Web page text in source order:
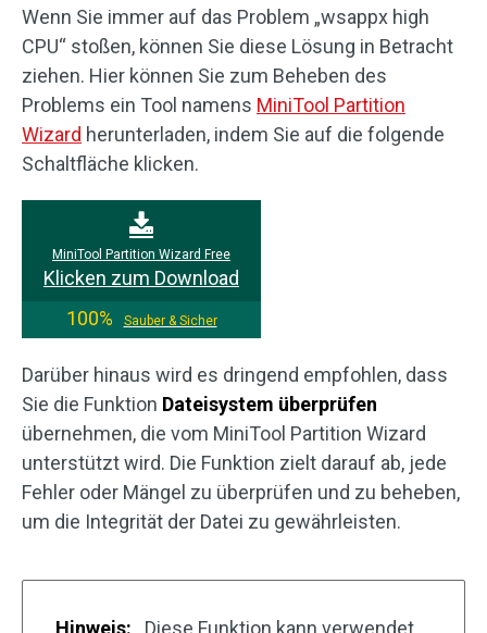
Wenn Sie immer auf das Problem „wsappx high
CPU“ stoßen, können Sie diese Lösung in Betracht
ziehen. Hier können Sie zum Beheben des
Problems ein Tool namens MiniTool Partition
Wizard herunterladen, indem Sie auf die folgende
Schaltfläche klicken.
MiniTool Partition Wizard Free
Klicken zum Download
100%
Sauber & Sicher
Darüber hinaus wird es dringend empfohlen, dass
Sie die Funktion Dateisystem überprüfen
übernehmen, die vom MiniTool Partition Wizard
unterstützt wird. Die Funktion zielt darauf ab, jede
Fehler oder Mängel zu überprüfen und zu beheben,
um die Integrität der Datei zu gewährleisten.
Hinweis:
Diese Funktion kann verwendet